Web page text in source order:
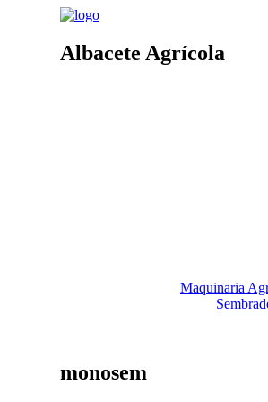
Albacete Agrícola
Maquinaria
monosem